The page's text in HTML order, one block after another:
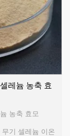
레늄 농축 효
농축 효모
무기 셀레늄 이온